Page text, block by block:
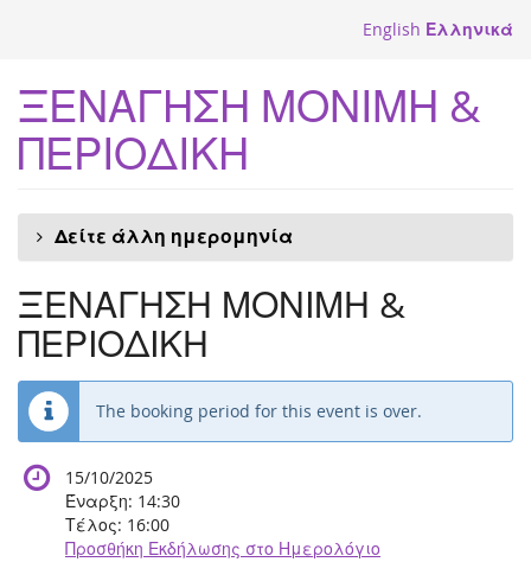
English Ελληνικά
ΞΕΝΑΓΗΣΗ ΜΟΝΙΜΗ &
ΠΕΡΙΟΔΙΚΗ
Δείτε άλλη ημερομηνία
ΞΕΝΑΓΗΣΗ ΜΟΝΙΜΗ &
ΠΕΡΙΟΔΙΚΗ
The booking period for this event is over.
15/10/2025
Έναρξη: 14:30
Τέλος: 16:00
Προσθήκη Εκδήλωσης στο Ημερολόγιο